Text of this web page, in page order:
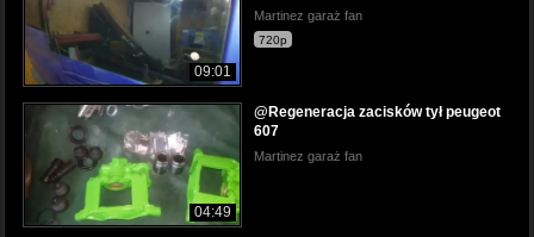
09:01
Martinez garaż fan
720p
04:49
@Regeneracja zacisków tył peugeot
607
Martinez garaż fan